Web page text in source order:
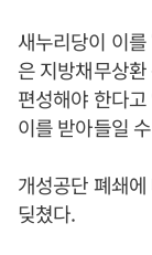
새누리당이 이를
은 지방채무상환
편성해야 한다
이를 받아들일
개성공단 폐쇄
딪쳤다.